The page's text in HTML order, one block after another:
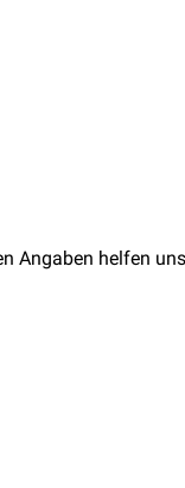
in Plastic Surgery,
Angaben helfen